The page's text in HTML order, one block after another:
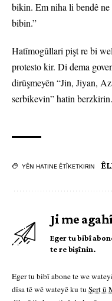
bikin. Em niha li bendê
bibin.”
Hatîmogûllari pişt re bi
protesto kir. Di dema
dirûşmeyên “Jin, Jiyan,
serbikevin” hatin berzkirin.
YÊN HATINE ÊTÎKETKIRIN
Ji me
Eger tu bibî
te re bişînin.
Eger tu bibî abone te we
dîsa tê wê wateyê ku tu Şert û